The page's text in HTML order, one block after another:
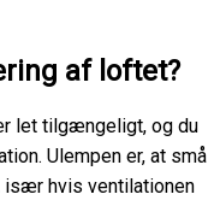
af loftet?
let tilgængeligt, og du
Ulempen er, at små
især hvis ventilationen